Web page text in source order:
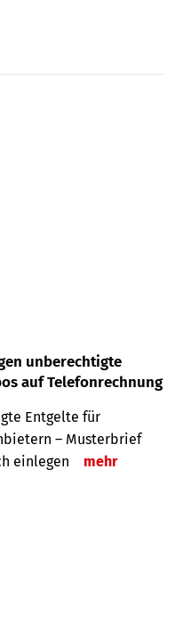
unberechtigte
auf Telefonrechnung
Entgelte für
– Musterbrief
einlegen
mehr